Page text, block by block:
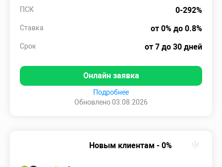
0-292%
ПСК
от 0% до 0.8%
Ставка
от 7 до 30 дней
Срок
Онлайн заявка
Подробнее
Обновлено 03.08.2026
Новым клиентам - 0%